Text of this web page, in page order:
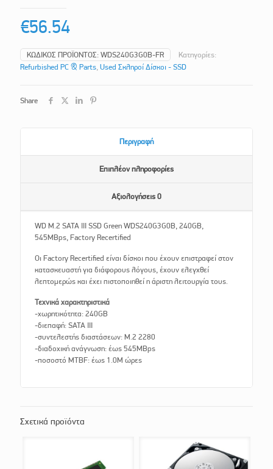
€56.54
ΚΩΔΙΚΌΣ ΠΡΟΪΌΝΤΟΣ: WDS240G3G0B-FR
Κατηγορίες:
Refurbished PC & Parts Used Σκληροί Δίσκοι - SSD
Share
Περιγραφή
Επιπλέον πληροφορίες
Αξιολογήσεις 0
WD M.2 SATA III SSD Green WDS240G3G0B, 240GB,
545MBps, Factory Recertified
Οι Factory Recertified είναι δίσκοι που έχουν επιστραφεί στον
κατασκευαστή για διάφορους λόγους, έχουν ελεγχθεί
λεπτομερώς και έχει πιστοποιηθεί η άριστη λειτουργία τους.
Τεχνικά χαρακτηριστικά
-χωρητικότητα: 240GB
-διεπαφή: SATA III
-συντελεστής διαστάσεων: M.2 2280
-διαδοχική ανάγνωση: έως 545MBps
-ποσοστό MTBF: έως 1.0M ώρες
Σχετικά προϊόντα